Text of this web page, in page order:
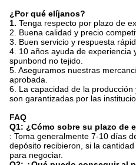
¿Por qué elíjanos?
1. Tenga respecto por plazo de
2. Buena calidad y precio
3. Buen servicio y respuesta
4. 10 años ayuda de experiencia
spunbond no tejido.
5. Aseguramos nuestras
aprobada.
6. La capacidad de la
son garantizadas por las
FAQ
Q1: ¿Cómo sobre su plazo de
: Toma generalmente 7-10 días
depósito recibieron, si la
para negociar.